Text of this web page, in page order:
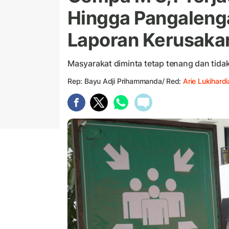
Hingga
Laporan
Masyarakat diminta tetap tenang dan
Rep: Bayu Adji Prihammanda/ Red:Arie